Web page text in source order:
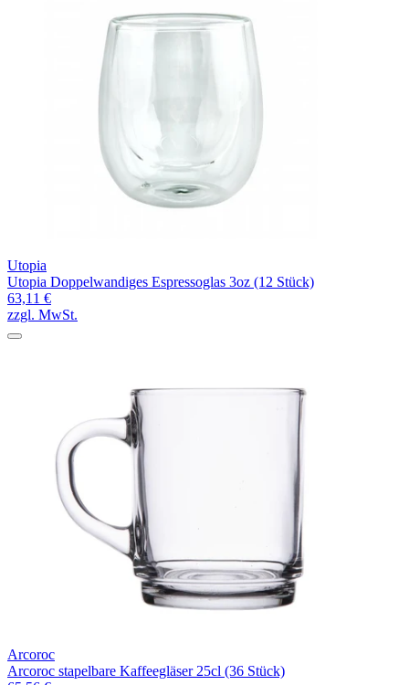
Utopia
Utopia Doppelwandiges Espressoglas 3oz (12 Stück)
63,11 €
zzgl. MwSt.
Arcoroc
Arcoroc stapelbare Kaffeegläser 25cl (36 Stück)